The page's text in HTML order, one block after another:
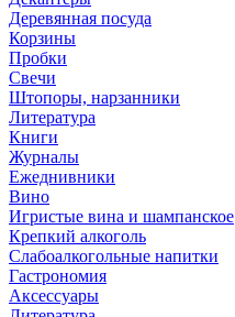
Деревянная посуда
Корзины
Пробки
Свечи
Штопоры, нарзанники
Литература
Книги
Журналы
Ежеднивники
Вино
Игристые вина и шампанское
Крепкий алкоголь
Слабоалкогольные напитки
Гастрономия
Аксессуары